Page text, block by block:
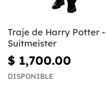
Traje de Harry Potter -
Suitmeister
$ 1,700.00
DISPONIBLE